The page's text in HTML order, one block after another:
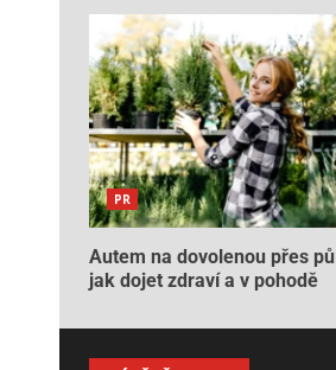
PR
Autem na dovolenou přes
jak dojet zdraví a v pohodě